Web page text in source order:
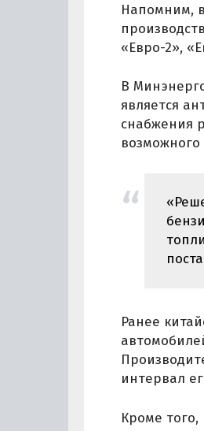
Напомним,
«Евро-2»,
В
является
снабжения
Ранее
интервал
Кроме